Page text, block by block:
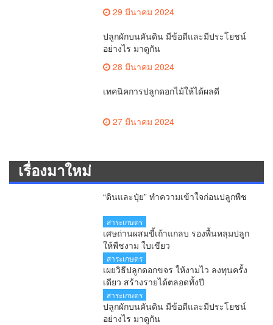
29 มีนาคม 2024
ปลูกผักบนคันดิน มีข้อดีและมีประโยชน์
อย่างไร มาดูกัน
28 มีนาคม 2024
เทคนิคการปลูกดอกไม้ให้ได้ผลดี
27 มีนาคม 2024
เรื่องมาใหม่
“ดินและปุ๋ย” ทำความเข้าใจก่อนปลูกพืช
สาระเกษตร
เศษถ่านผสมขี้เถ้าแกลบ รองพื้นหลุมปลูก
ให้พืชงาม ใบเขียว
สาระเกษตร
เผยวิธีปลูกดอกขจร ให้งามไว ลงทุนครั้ง
เดียว สร้างรายได้ตลอดทั้งปี
สาระเกษตร
ปลูกผักบนคันดิน มีข้อดีและมีประโยชน์
อย่างไร มาดูกัน